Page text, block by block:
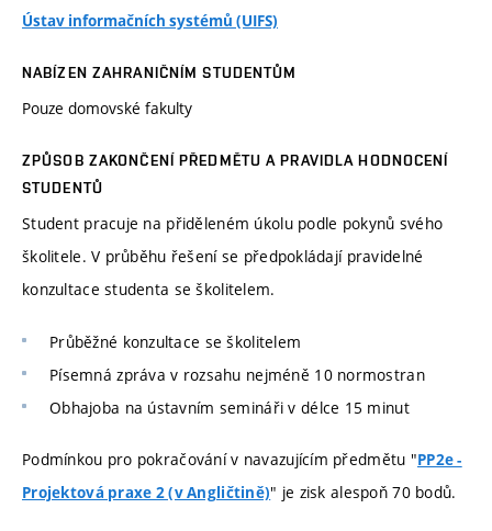
Ústav informačních systémů (UIFS)
NABÍZEN ZAHRANIČNÍM STUDENTŮM
Pouze domovské fakulty
ZPŮSOB ZAKONČENÍ PŘEDMĚTU A PRAVIDLA HODNOCENÍ
STUDENTŮ
Student pracuje na přiděleném úkolu podle pokynů svého
školitele. V průběhu řešení se předpokládají pravidelné
konzultace studenta se školitelem.
Průběžné konzultace se školitelem
Písemná zpráva v rozsahu nejméně 10 normostran
Obhajoba na ústavním semináři v délce 15 minut
Podmínkou pro pokračování v navazujícím předmětu "PP2e -
Projektová praxe 2 (v Angličtině)" je zisk alespoň 70 bodů.